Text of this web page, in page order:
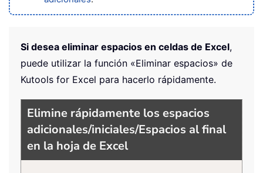
Si desea eliminar espacios en celdas de Excel,
puede utilizar la función «Eliminar espacios» de
Kutools for Excel para hacerlo rápidamente.
Elimine rápidamente los espacios
adicionales/iniciales/Espacios al final
en la hoja de Excel